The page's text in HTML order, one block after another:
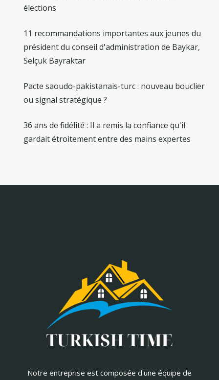
élections
11 recommandations importantes aux jeunes du
président du conseil d'administration de Baykar,
Selçuk Bayraktar
Pacte saoudo-pakistanais-turc : nouveau bouclier
ou signal stratégique ?
36 ans de fidélité : Il a remis la confiance qu'il
gardait étroitement entre des mains expertes
Notre entreprise est composée d'une équipe de